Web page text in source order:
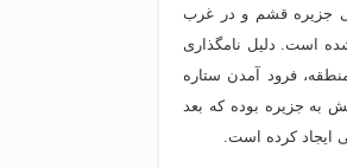
جزیره قشم و در غرب
است. دلیل نامگذاری
فرود آمدن ستاره
پیش به جزیره بوده که بعد
ایجاد کرده است.